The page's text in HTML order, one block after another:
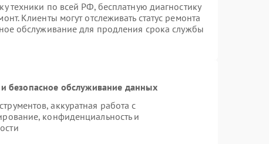
техники по всей РФ, бесплатную диагностику
Клиенты могут отслеживать статус ремонта
обслуживание для продления срока службы
безопасное обслуживание данных
аккуратная работа с
конфиденциальность и